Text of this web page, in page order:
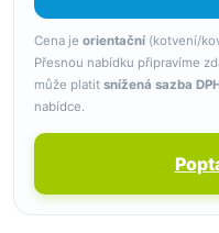
Cena je orientační (kotvení/
Přesnou nabídku připravíme
může platit snížená sazba
nabídce.